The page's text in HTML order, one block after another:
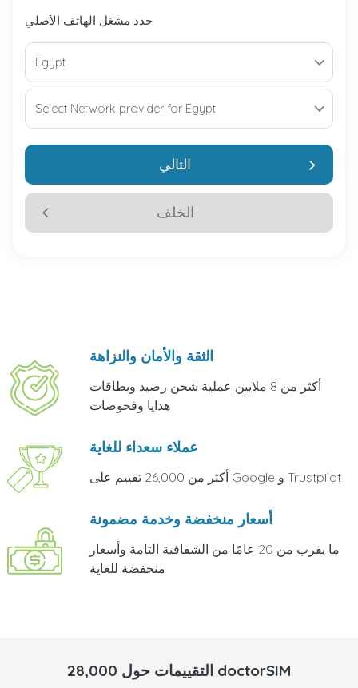
حدد مشغل الهاتف الأصلي
الخلف
التالي
الثقة والأمان والنزاهة
أكثر من 8 ملايين عملية شحن رصيد وبطاقات
هدايا وفحوصات
عملاء سعداء للغاية
أكثر من 26,000 تقييم على Google و Trustpilot
أسعار منخفضة وخدمة مضمونة
ما يقرب من 20 عامًا من الشفافية التامة وأسعار
منخفضة للغاية
28,000 التقييمات حول doctorSIM